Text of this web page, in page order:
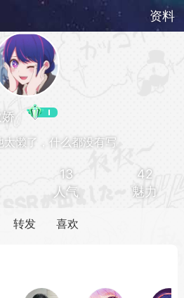
资料
太懒了，什么都没有写
13
人气
42
魅力
转发 喜欢